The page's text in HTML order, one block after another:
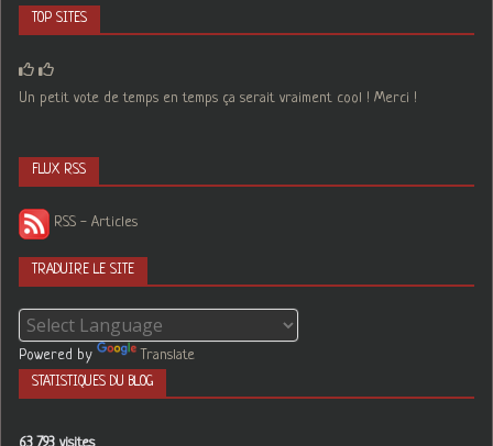
TOP SITES
Un petit vote de temps en temps ça serait vraiment cool ! Merci !
FLUX RSS
RSS - Articles
TRADUIRE LE SITE
Powered by Translate
STATISTIQUES DU BLOG